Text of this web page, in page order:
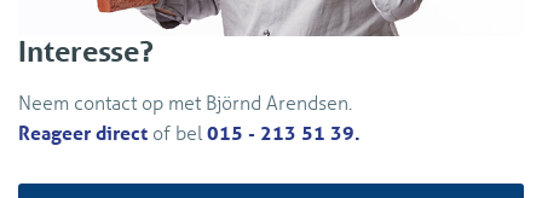
Interesse?
Neem contact op met Björnd Arendsen.
Reageer direct of bel 015 - 213 51 39.